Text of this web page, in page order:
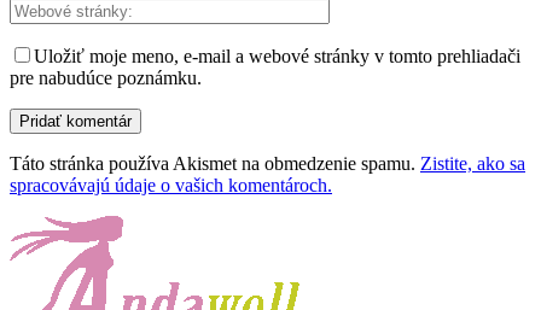
Uložiť moje meno, e-mail a webové stránky v tomto prehliadači
pre nabudúce poznámku.
Táto stránka používa Akismet na obmedzenie spamu. Zistite, ako sa
spracovávajú údaje o vašich komentároch.